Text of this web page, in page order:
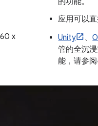
x
应用可以
Unity
、
管的全沉
能，请参阅